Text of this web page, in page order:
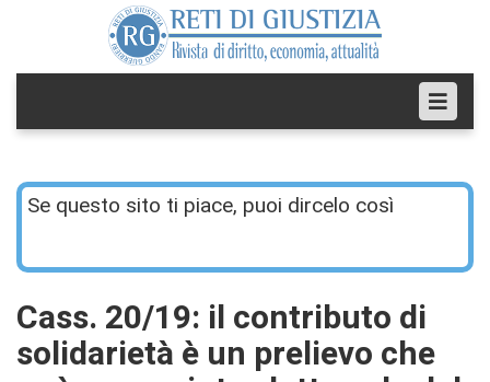
Se questo sito ti piace, puoi dircelo così
Cass. 20/19: il contributo di
solidarietà è un prelievo che